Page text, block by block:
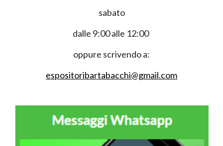
sabato
dalle 9:00 alle 12:00
oppure scrivendo a:
espositoribartabacchi@gmail.com